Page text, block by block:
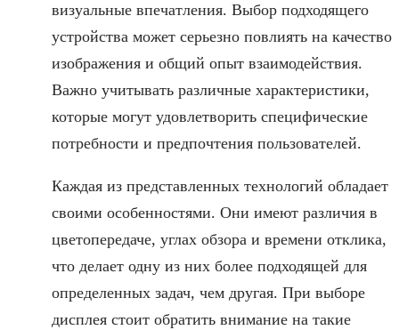
визуальные впечатления. Выбор подходящего
устройства может серьезно повлиять на качество
изображения и общий опыт взаимодействия.
Важно учитывать различные характеристики,
которые могут удовлетворить специфические
потребности и предпочтения пользователей.
Каждая из представленных технологий обладает
своими особенностями. Они имеют различия в
цветопередаче, углах обзора и времени отклика,
что делает одну из них более подходящей для
определенных задач, чем другая. При выборе
дисплея стоит обратить внимание на такие